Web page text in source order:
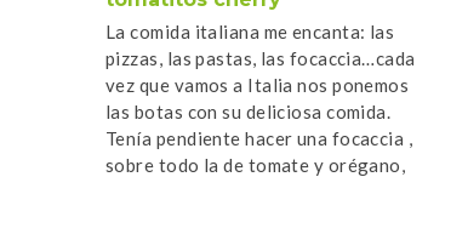
La comida italiana me encanta: las
pizzas, las pastas, las focaccia…cada
vez que vamos a Italia nos ponemos
las botas con su deliciosa comida.
Tenía pendiente hacer una focaccia ,
sobre todo la de tomate y orégano,